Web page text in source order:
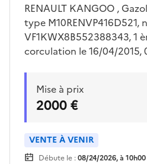
RENAULT KANGOO ,
type M10RENVP416D521,
VF1KWX8B552388343, 1
corculation le 16/04/2015,
22/07 et 29/07 au matin
avec Mr MENDES au 06-
Enlèvement sur plateau à
l'acquéreur
Mise à prix
2000 €
VENTE À VENIR
Débute le :08/24/2026, à